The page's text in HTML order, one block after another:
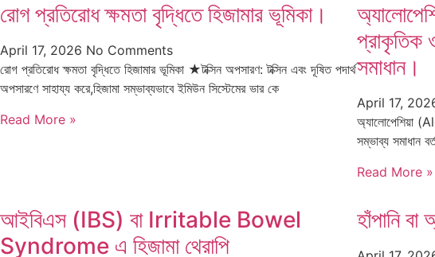
রোগ প্রতিরোধ ক্ষমতা বৃদ্ধিতে হিজামার ভূমিকা।
April 17, 2026 No Comments
রোগ প্রতিরোধ ক্ষমতা বৃদ্ধিতে হিজামার ভূমিকা ★টক্সিন অপসারণ: টক্সিন এবং দূষিত পদার্থ
অপসারণে সাহায্য করে,হিজামা সম্ভাব্যভাবে ইমিউন সিস্টেমের ভার কে
Read More »
প্রাকৃতিক
সমাধান।
April 17,
অ্যালোপেশিয়া
সম্ভাব্য সমাধান
Read More »
আইবিএস (IBS) বা Irritable Bowel
Syndrome এ হিজামা থেরাপি
হাঁপানি বা